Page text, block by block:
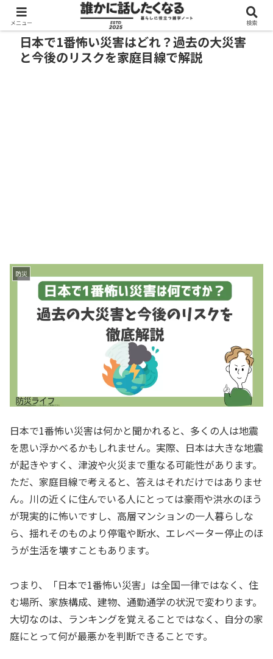
日本で1番怖い災害はどれ？過去の大災害
と今後のリスクを家庭目線で解説
防災
日本で1番怖い災害は何かと聞かれると、多くの人は地震
を思い浮かべるかもしれません。実際、日本は大きな地震
が起きやすく、津波や火災まで重なる可能性があります。
ただ、家庭目線で考えると、答えはそれだけではありませ
ん。川の近くに住んでいる人にとっては豪雨や洪水のほう
が現実的に怖いですし、高層マンションの一人暮らしな
ら、揺れそのものより停電や断水、エレベーター停止のほ
うが生活を壊すこともあります。
つまり、「日本で1番怖い災害」は全国一律ではなく、住
む場所、家族構成、建物、通勤通学の状況で変わります。
大切なのは、ランキングを覚えることではなく、自分の家
庭にとって何が最悪かを判断できることです。
メニュー 検索